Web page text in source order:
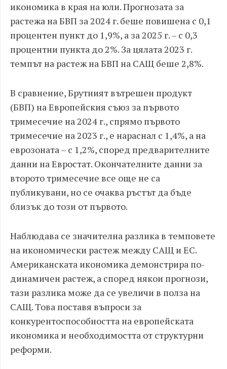
икономика в края на юли. Прогнозата за
растежа на БВП за 2024 г. беше повишена с 0,1
процентен пункт до 1,9%, а за 2025 г. – с 0,3
процентни пункта до 2%. За цялата 2023 г.
темпът на растеж на БВП на САЩ беше 2,8%.
В сравнение, Брутният вътрешен продукт
(БВП) на Европейския съюз за първото
тримесечие на 2024 г., спрямо първото
тримесечие на 2023 г., е нараснал с 1,4%, а на
еврозоната – с 1,2%, според предварителните
данни на Евростат. Окончателните данни за
второто тримесечие все още не са
публикувани, но се очаква ръстът да бъде
близък до този от първото.
Наблюдава се значителна разлика в темповете
на икономически растеж между САЩ и ЕС.
Американската икономика демонстрира по-
динамичен растеж, а според някои прогнози,
тази разлика може да се увеличи в полза на
САЩ. Това поставя въпроси за
конкурентоспособността на европейската
икономика и необходимостта от структурни
реформи.